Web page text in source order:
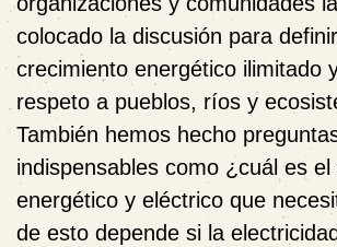
colocado la discusión para
crecimiento energético ilimitado
respeto a pueblos, ríos y
También hemos hecho
indispensables como ¿cuál es el
energético y eléctrico que
de esto depende si la